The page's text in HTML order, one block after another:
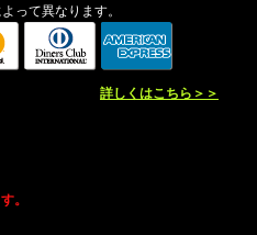
って異なります。
詳しくはこちら＞＞
。